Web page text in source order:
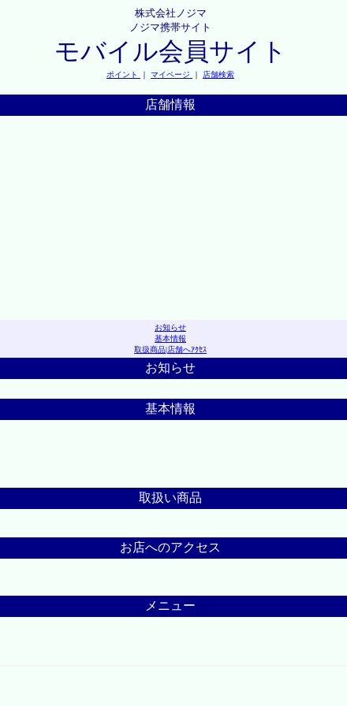
株式会社ノジマ
ノジマ携帯サイト
モバイル会員サイト
ポイント ｜ マイページ ｜ 店舗検索
店舗情報
お知らせ
基本情報
取扱商品|店舗へｱｸｾｽ
お知らせ
基本情報
取扱い商品
お店へのアクセス
メニュー